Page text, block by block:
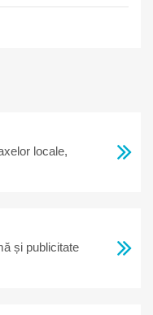
locale,
și publicitate